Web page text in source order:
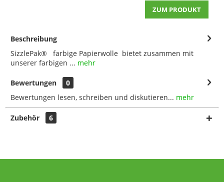
ZUM PRODUKT
Beschreibung
SizzlePak® farbige Papierwolle bietet zusammen mit
unserer farbigen ... mehr
Bewertungen
0
Bewertungen lesen, schreiben und diskutieren... mehr
Zubehör 6